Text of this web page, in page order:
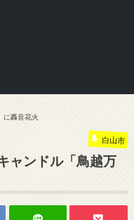
に轟音花火
白山市
ャンドル「鳥越万